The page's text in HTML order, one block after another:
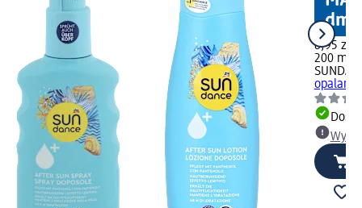
8,95 zł
200 ml